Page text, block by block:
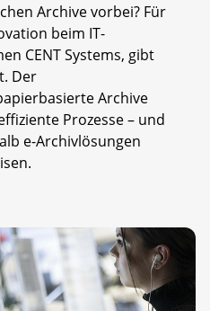
Archive vorbei? Für
beim IT-
CENT Systems, gibt
Der
Archive
Prozesse – und
e-Archivlösungen